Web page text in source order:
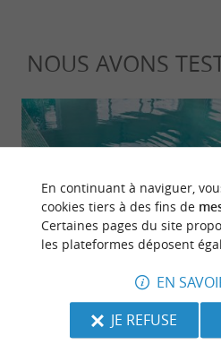
NOUS AVONS
sources miraculeuses et
bien-être
Détente
En continuant à naviguer,
cookies tiers à des fins de
Certaines pages du site
les plateformes déposent
EN
JE REFUSE